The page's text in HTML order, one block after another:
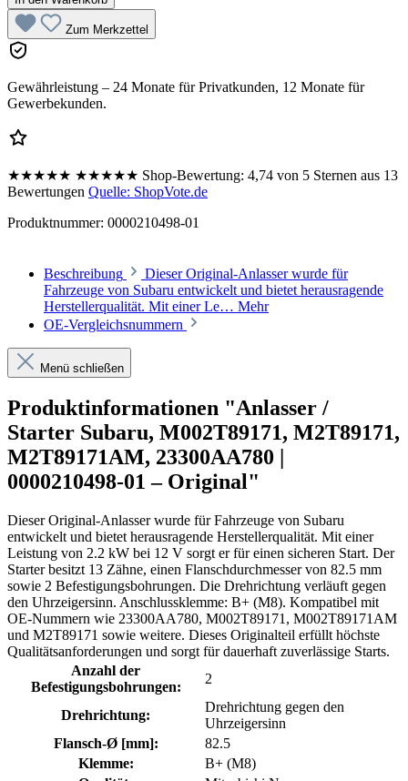
Zum Merkzettel
Gewährleistung – 24 Monate für Privatkunden, 12 Monate für
Gewerbekunden.
★★★★★ ★★★★★ Shop-Bewertung: 4,74 von 5 Sternen aus 13
Bewertungen Quelle: ShopVote.de
Produktnummer: 0000210498-01
Beschreibung
Dieser Original-Anlasser wurde für
Fahrzeuge von Subaru entwickelt und bietet herausragende
Herstellerqualität. Mit einer Le… Mehr
OE-Vergleichsnummern
Menü schließen
Produktinformationen "Anlasser /
Starter Subaru, M002T89171, M2T89171,
M2T89171AM, 23300AA780 |
0000210498-01 – Original"
Dieser Original-Anlasser wurde für Fahrzeuge von Subaru
entwickelt und bietet herausragende Herstellerqualität. Mit einer
Leistung von 2.2 kW bei 12 V sorgt er für einen sicheren Start. Der
Starter besitzt 13 Zähne, einen Flanschdurchmesser von 82.5 mm
sowie 2 Befestigungsbohrungen. Die Drehrichtung verläuft gegen
den Uhrzeigersinn. Anschlussklemme: B+ (M8). Kompatibel mit
OE-Nummern wie 23300AA780, M002T89171, M002T89171AM
und M2T89171 sowie weitere. Dieses Originalteil erfüllt höchste
Qualitätsanforderungen und sorgt für dauerhaft zuverlässige Starts.
Anzahl der
Befestigungsbohrungen:
2
Drehrichtung:
Drehrichtung gegen den
Uhrzeigersinn
Flansch-Ø [mm]:
82.5
Klemme:
B+ (M8)